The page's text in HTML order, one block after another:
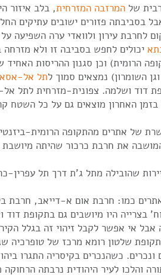
של המרזבה המזרחית, בלב איזור
בסביבתה פזורים ישובים עתיקים
לחרבת עירון ולוואדי ערה השפיעה על
יכולים לחפש בסביבה זו ולא
הרומית) וכן סגנון ההריסות
השומרון) נמצאים סמוך לתל אל-
דוד ושלמה. צפונית-מזרחית לתל
בזמן האחרון מוצאים גם על כל השטח
של אתרים מהתקופה הרומית-
את חרבת כרכור שהיתה מיושבת
שהובילה מתל ג'ת דרך תל עפרין-
כמו: חרבת אום א-דייאב, חרבת
בצרייה היו מיושבים גם בתקופת דוד
אי אפשר לקבל זיהוי זה בגלל
שלטון רומא מרכז של טופרכיה